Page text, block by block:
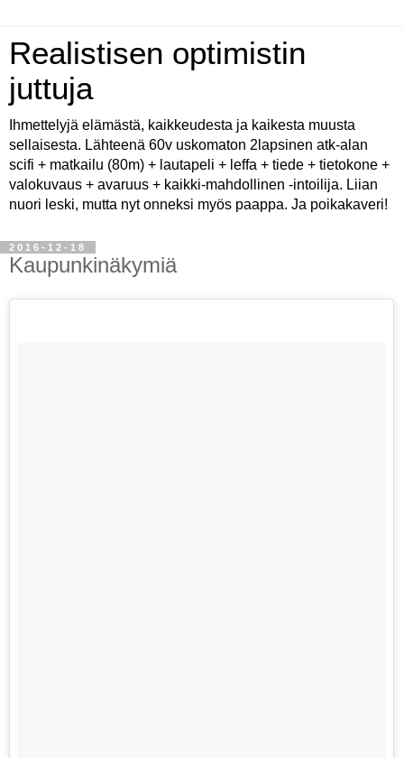
Realistisen optimistin
juttuja
Ihmettelyjä elämästä, kaikkeudesta ja kaikesta muusta
sellaisesta. Lähteenä 60v uskomaton 2lapsinen atk-alan
scifi + matkailu (80m) + lautapeli + leffa + tiede + tietokone +
valokuvaus + avaruus + kaikki-mahdollinen -intoilija. Liian
nuori leski, mutta nyt onneksi myös paappa. Ja poikakaveri!
2016-12-18
Kaupunkinäkymiä